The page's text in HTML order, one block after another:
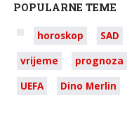
POPULARNE TEME
horoskop SAD
vrijeme
prognoza
UEFA
Dino Merlin